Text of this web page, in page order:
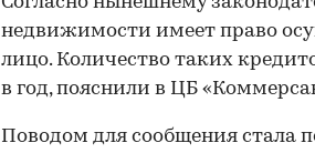
недвижимости имеет право
лицо. Количество таких
в год, пояснили в ЦБ
Поводом для сообщения стала